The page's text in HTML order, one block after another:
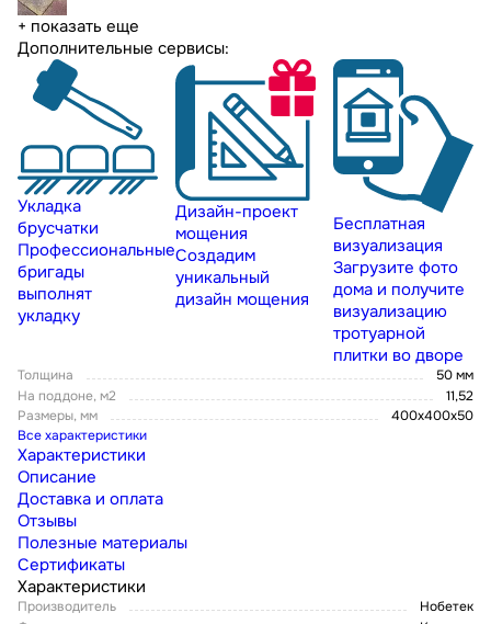
+ показать еще
Дополнительные сервисы:
Укладка
брусчатки
Профессиональные
бригады
выполнят
укладку
Дизайн-проект
мощения
Создадим
уникальный
дизайн мощения
Бесплатная
визуализация
Загрузите фото
дома и получите
визуализацию
тротуарной
плитки во дворе
Толщина
50 мм
На поддоне, м2
11,52
Размеры, мм
400х400х50
Все характеристики
Характеристики
Описание
Доставка и оплата
Отзывы
Полезные материалы
Сертификаты
Характеристики
Производитель
Нобетек